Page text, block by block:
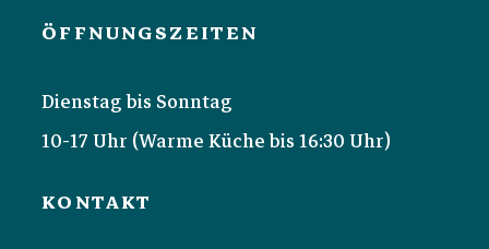
ÖFFNUNGSZEITEN
Dienstag bis Sonntag
10-17 Uhr (Warme Küche bis 16:30 Uhr)
KONTAKT